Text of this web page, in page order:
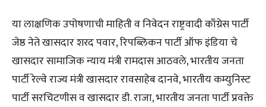
या लाक्षणिक उपोषणाची माहिती व निवेदन राष्ट्रवादी काँग्रेस पार्टी
जेष्ठ नेते खासदार शरद पवार, रिपब्लिकन पार्टी ऑफ इंडिया चे
खासदार सामाजिक न्याय मंत्री रामदास आठवले, भारतीय जनता
पार्टी रेल्वे राज्य मंत्री खासदार रावसाहेब दानवे, भारतीय कम्युनिस्ट
पार्टी सरचिटणीस व खासदार डी. राजा, भारतीय जनता पार्टी प्रवक्ते